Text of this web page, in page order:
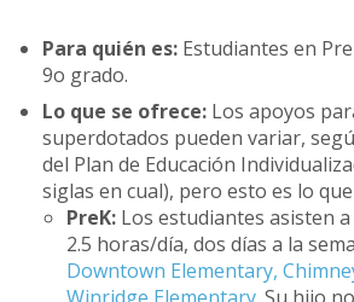
Para quién es: Estudiantes en
9o grado.
Lo que se ofrece: Los apoyos
superdotados pueden variar,
del Plan de Educación
siglas en cual), pero esto es lo
PreK: Los estudiantes asisten a
2.5 horas/día, dos días a la
Downtown Elementary,